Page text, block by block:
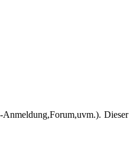
Dieser